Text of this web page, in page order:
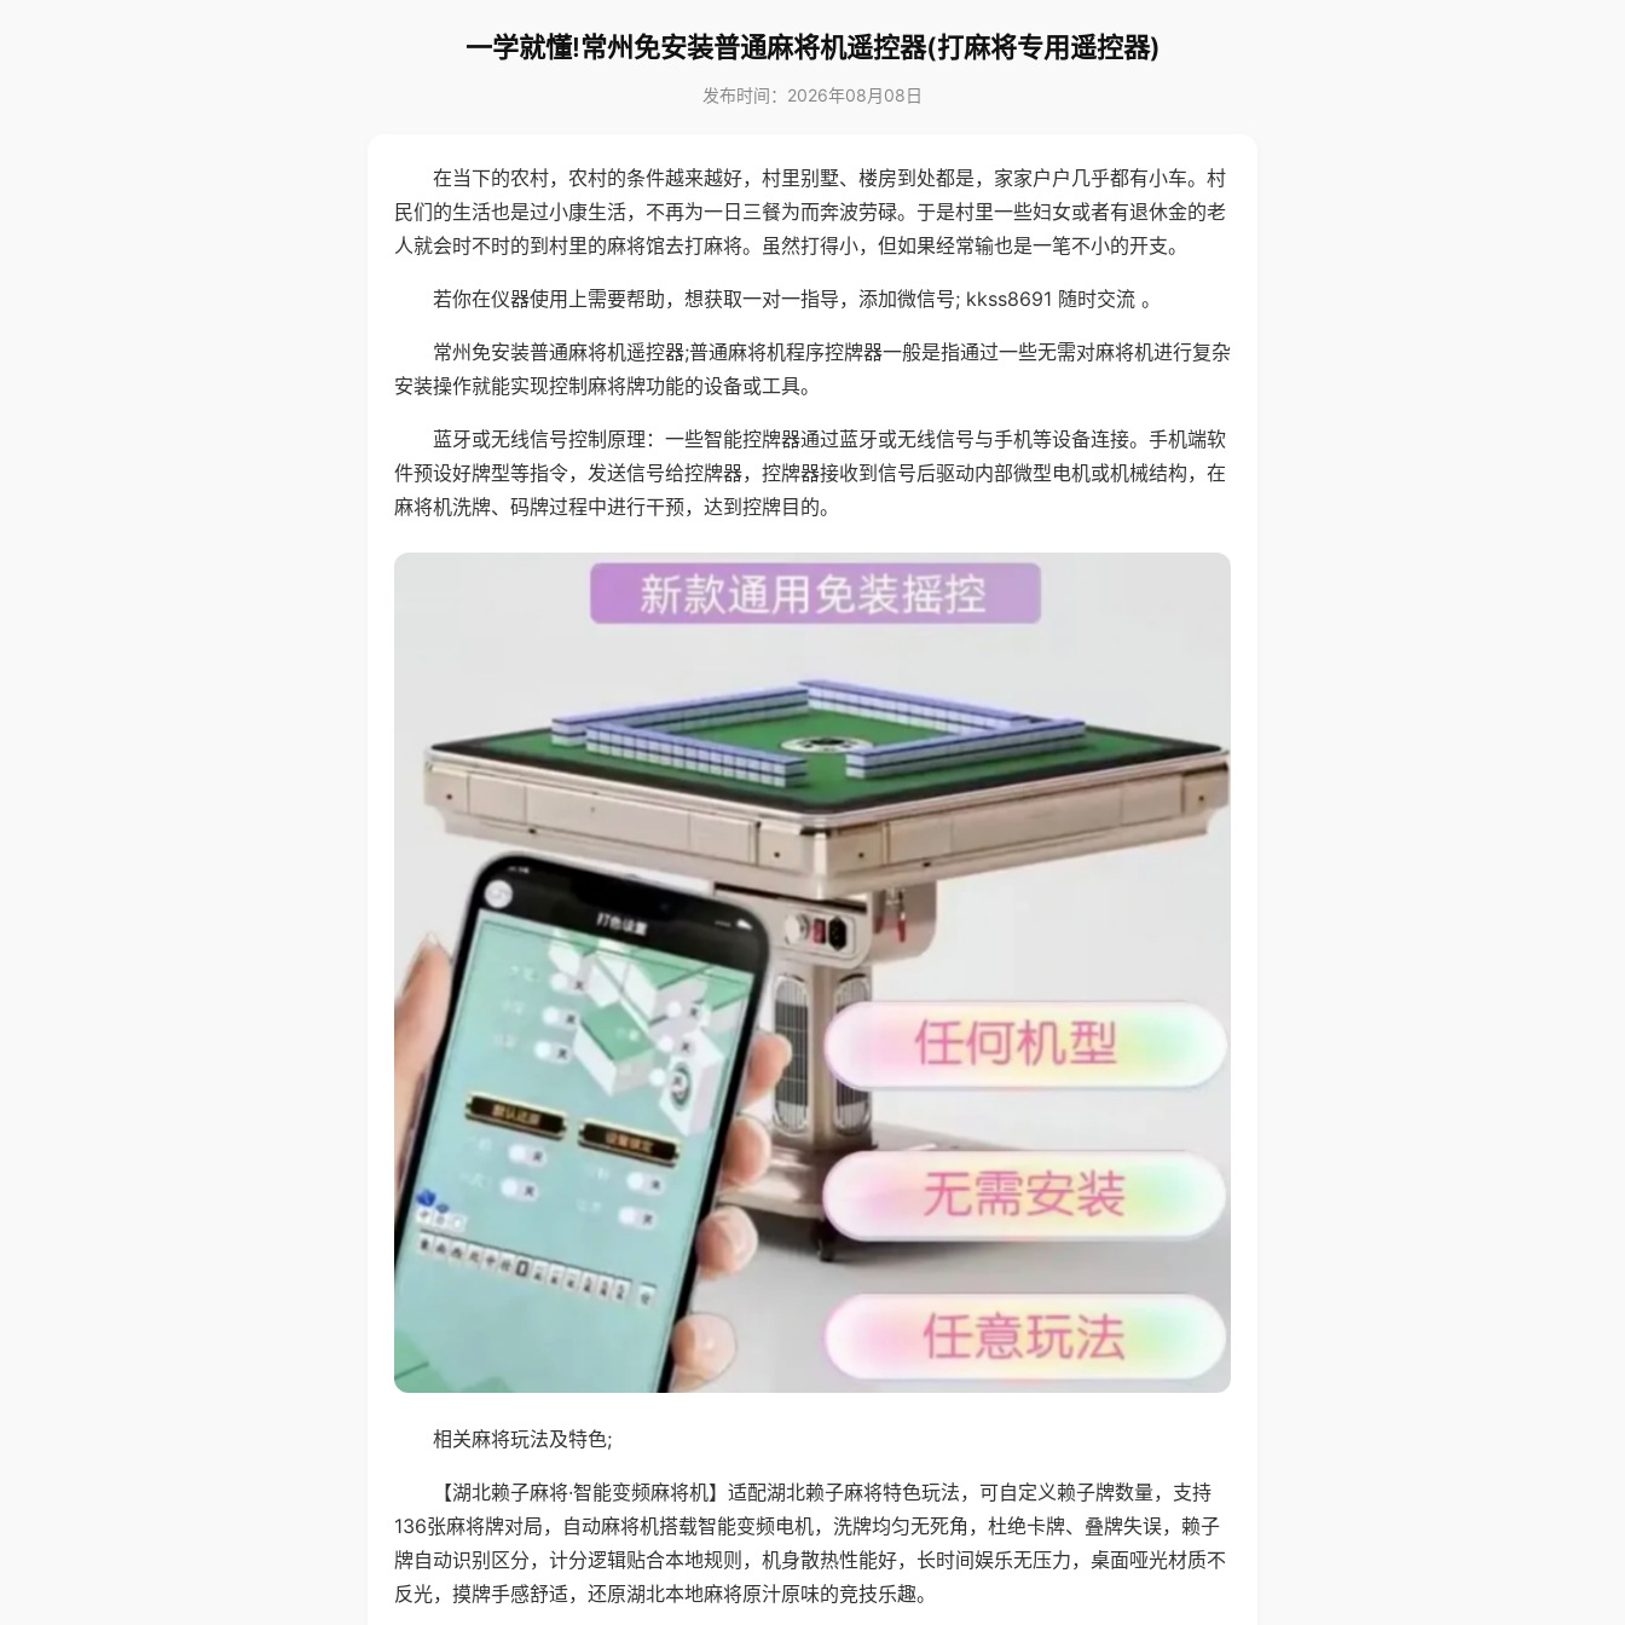
一学就懂!常州免安装普通麻将机遥控器(打麻将专用遥控器)
发布时间：2026年08月08日
在当下的农村，农村的条件越来越好，村里别墅、楼房到处都是，家家户户几乎都有小车。村
民们的生活也是过小康生活，不再为一日三餐为而奔波劳碌。于是村里一些妇女或者有退休金的老
人就会时不时的到村里的麻将馆去打麻将。虽然打得小，但如果经常输也是一笔不小的开支。
若你在仪器使用上需要帮助，想获取一对一指导，添加微信号; kkss8691 随时交流 。
常州免安装普通麻将机遥控器;普通麻将机程序控牌器一般是指通过一些无需对麻将机进行复杂
安装操作就能实现控制麻将牌功能的设备或工具。
蓝牙或无线信号控制原理：一些智能控牌器通过蓝牙或无线信号与手机等设备连接。手机端软
件预设好牌型等指令，发送信号给控牌器，控牌器接收到信号后驱动内部微型电机或机械结构，在
麻将机洗牌、码牌过程中进行干预，达到控牌目的。
相关麻将玩法及特色;
【湖北赖子麻将·智能变频麻将机】适配湖北赖子麻将特色玩法，可自定义赖子牌数量，支持
136张麻将牌对局，自动麻将机搭载智能变频电机，洗牌均匀无死角，杜绝卡牌、叠牌失误，赖子
牌自动识别区分，计分逻辑贴合本地规则，机身散热性能好，长时间娱乐无压力，桌面哑光材质不
反光，摸牌手感舒适，还原湖北本地麻将原汁原味的竞技乐趣。